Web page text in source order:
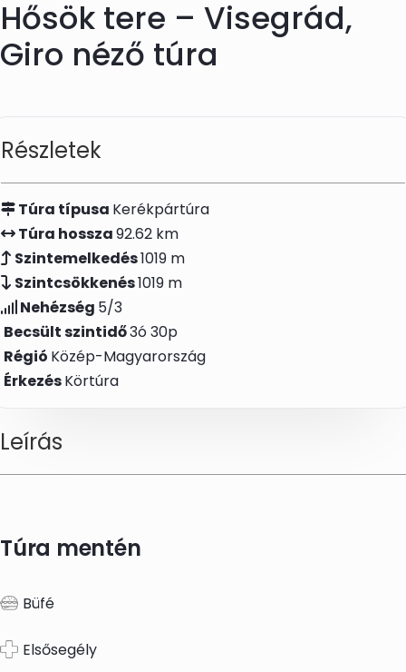
Skip to main content
Hősök tere – Visegrád,
Giro néző túra
Részletek
Túra típusa Kerékpártúra
Túra hossza92.62 km
Szintemelkedés1019 m
Szintcsökkenés1019 m
Nehézség 5/3
Becsült szintidő3ó 30p
Régió Közép-Magyarország
ÉrkezésKörtúra
Leírás
Túra mentén
Büfé
Elsősegély